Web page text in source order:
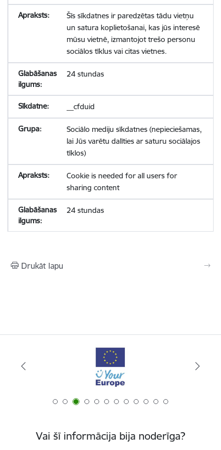
Šīs sīkdatnes ir paredzētas tādu vietņu
un satura koplietošanai, kas jūs interesē
mūsu vietnē, izmantojot trešo personu
sociālos tīklus vai citas vietnes.
24 stundas
__cfduid
Sociālo mediju sīkdatnes (nepieciešamas,
lai Jūs varētu dalīties ar saturu sociālajos
tīklos)
Cookie is needed for all users for
sharing content
24 stundas
Drukāt lapu
Vai šī informācija bija noderīga?